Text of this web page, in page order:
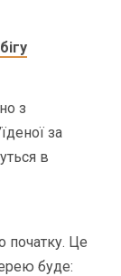
з
за
в
початку. Це
буде: